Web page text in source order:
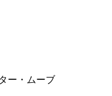
ー・ムーブ